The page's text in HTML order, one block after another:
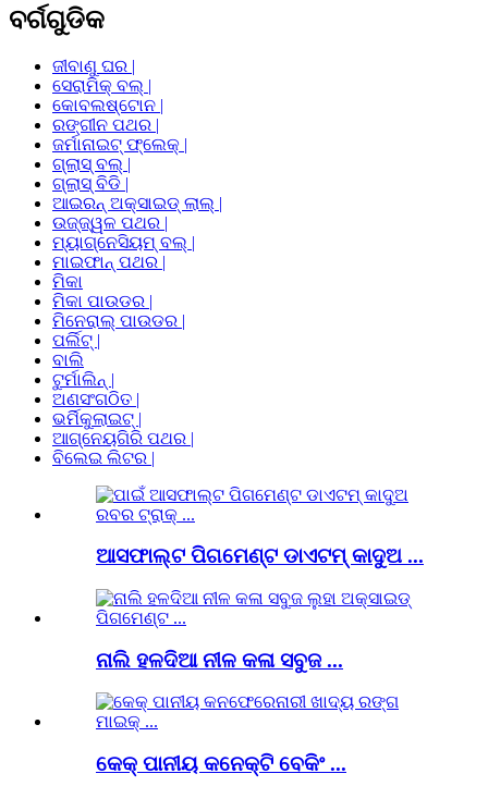
ବର୍ଗଗୁଡିକ
ଜୀବାଣୁ ଘର |
ସେରାମିକ୍ ବଲ୍ |
କୋବଲଷ୍ଟୋନ |
ରଙ୍ଗୀନ ପଥର |
ଜର୍ମାନାଇଟ୍ ଫ୍ଲେକ୍ |
ଗ୍ଲାସ୍ ବଲ୍ |
ଗ୍ଲାସ୍ ବିଡି |
ଆଇରନ୍ ଅକ୍ସାଇଡ୍ ଲାଲ୍ |
ଉଜ୍ଜ୍ୱଳ ପଥର |
ମ୍ୟାଗ୍ନେସିୟମ୍ ବଲ୍ |
ମାଇଫାନ୍ ପଥର |
ମିକା
ମିକା ପାଉଡର |
ମିନେରାଲ୍ ପାଉଡର |
ପର୍ଲିଟ୍ |
ବାଲି
ଟୁର୍ମାଲିନ୍ |
ଅଣସଂଗଠିତ |
ଭର୍ମିକୁଲାଇଟ୍ |
ଆଗ୍ନେୟଗିରି ପଥର |
ବିଲେଇ ଲିଟର |
ଆସଫାଲ୍ଟ ପିଗମେଣ୍ଟ ଡାଏଟମ୍ କାଦୁଅ ...
ନାଲି ହଳଦିଆ ନୀଳ କଳା ସବୁଜ ...
କେକ୍ ପାନୀୟ କନେକ୍ଟି ବେକିଂ ...